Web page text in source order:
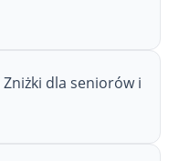
Zniżki dla seniorów i